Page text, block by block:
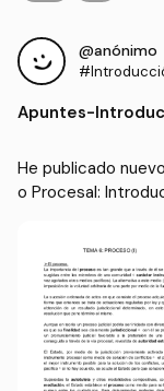
@anónimo
Apuntes-
He publicado
o Procesal: